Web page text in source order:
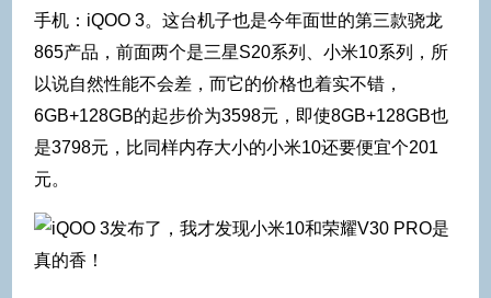
手机：iQOO 3。这台机子也是今年面世的第三款骁龙
865产品，前面两个是三星S20系列、小米10系列，所
以说自然性能不会差，而它的价格也着实不错，
6GB+128GB的起步价为3598元，即使8GB+128GB也
是3798元，比同样内存大小的小米10还要便宜个201
元。